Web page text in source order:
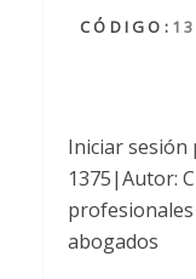
CÓDIGO:
Iniciar sesión
1375|Autor:
abogados